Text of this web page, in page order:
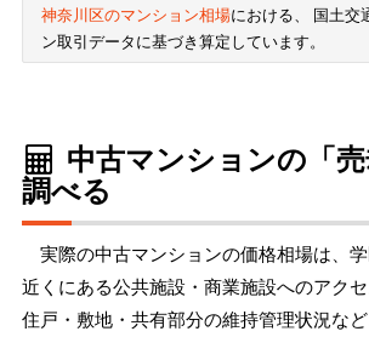
神奈川区のマンション相場における、 国土交
ン取引データに基づき算定しています。
中古マンションの「
調べる
実際の中古マンションの価格相場は、学
近くにある公共施設・商業施設へのアクセ
住戸・敷地・共有部分の維持管理状況な